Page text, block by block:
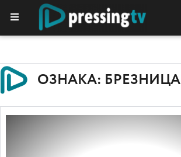
ОЗНАКА: БРЕЗНИЦА